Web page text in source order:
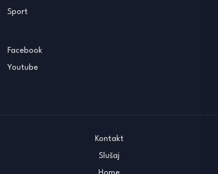
Sport
Facebook
Youtube
Kontakt
Slušaj